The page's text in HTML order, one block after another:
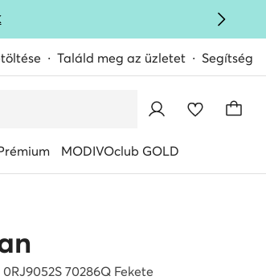
Találd meg az üzletet Segítség
MODIVOclub GOLD
70286Q Fekete